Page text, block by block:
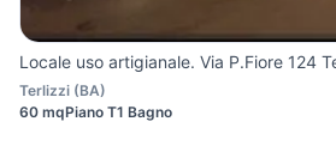
Locale uso artigianale. Via P.Fiore 124
Terlizzi (BA)
60 mqPiano T1 Bagno